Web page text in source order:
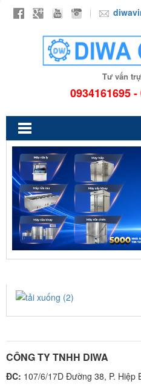
Tư vấn
0934161695
CÔNG TY TNHH DIWA
ĐC: 107/6/17D Đường 38, P. Hiệp